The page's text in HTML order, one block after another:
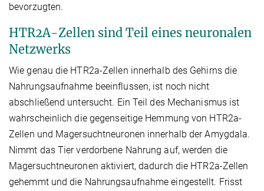
bevorzugten.
HTR2A-Zellen sind Teil eines neuronalen
Netzwerks
Wie genau die HTR2a-Zellen innerhalb des Gehirns die
Nahrungsaufnahme beeinflussen, ist noch nicht
abschließend untersucht. Ein Teil des Mechanismus ist
wahrscheinlich die gegenseitige Hemmung von HTR2a-
Zellen und Magersuchtneuronen innerhalb der Amygdala.
Nimmt das Tier verdorbene Nahrung auf, werden die
Magersuchtneuronen aktiviert, dadurch die HTR2a-Zellen
gehemmt und die Nahrungsaufnahme eingestellt. Frisst